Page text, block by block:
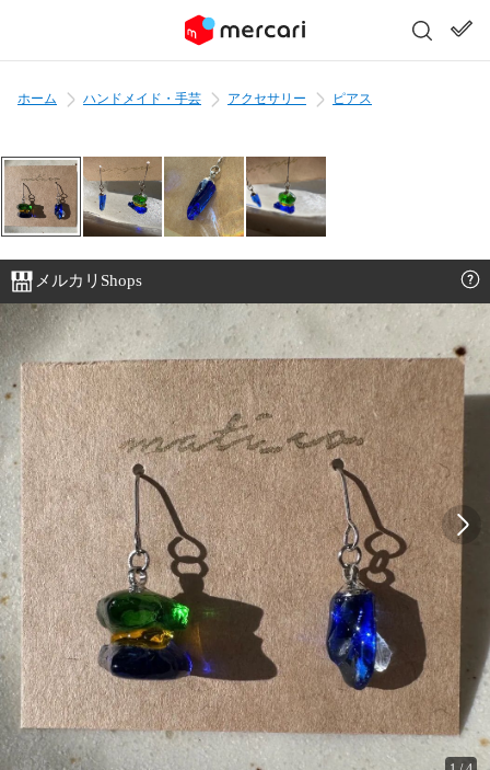
ホーム ハンドメイド・手芸 アクセサリー ピアス
メルカリShops